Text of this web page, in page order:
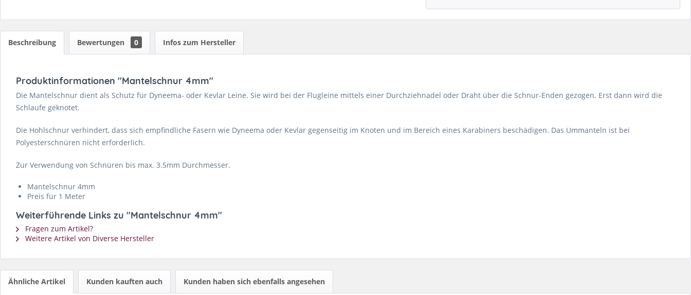
Beschreibung Bewertungen 0 Infos zum Hersteller
Produktinformationen "Mantelschnur 4mm"
Die Mantelschnur dient als Schutz für Dyneema- oder Kevlar Leine. Sie wird bei der Flugleine mittels einer Durchziehnadel oder Draht über die Schnur-Enden gezogen. Erst dann wird die
Schlaufe geknotet.
Die Hohlschnur verhindert, dass sich empfindliche Fasern wie Dyneema oder Kevlar gegenseitig im Knoten und im Bereich eines Karabiners beschädigen. Das Ummanteln ist bei
Polyesterschnüren nicht erforderlich.
Zur Verwendung von Schnüren bis max. 3.5mm Durchmesser.
Mantelschnur 4mm
Preis für 1 Meter
Weiterführende Links zu "Mantelschnur 4mm"
Fragen zum Artikel?
Weitere Artikel von Diverse Hersteller
Ähnliche Artikel Kunden kauften auch Kunden haben sich ebenfalls angesehen